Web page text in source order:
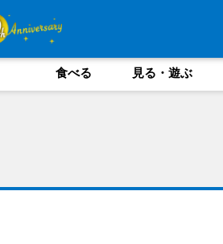
食べる 見る・遊ぶ